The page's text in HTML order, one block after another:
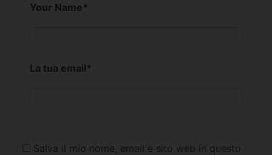
Your Name*
La tua email*
Salva il mio nome, email e sito web in questo